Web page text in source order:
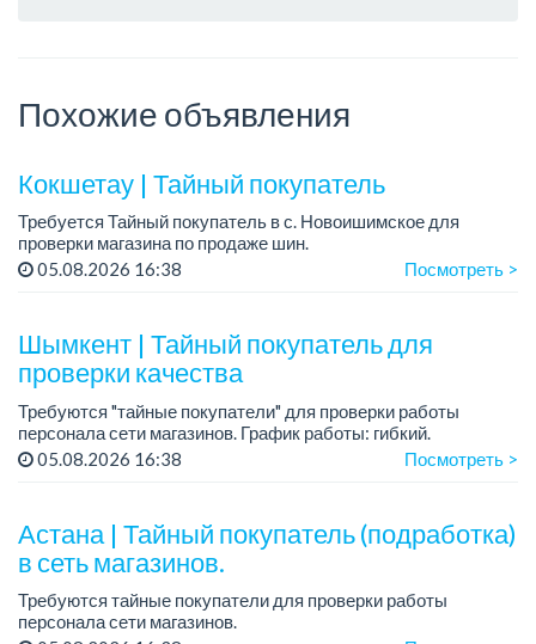
Похожие объявления
Кокшетау | Тайный покупатель
Требуется Тайный покупатель в с. Новоишимское для
проверки магазина по продаже шин.
Время проверки — 10–15 минут....
05.08.2026 16:38 Посмотреть >
Шымкент | Тайный покупатель для
проверки качества
Требуются "тайные покупатели" для проверки работы
персонала сети магазинов. График работы: гибкий.
Требования: Ответственность, Внимательность, Грамотная
05.08.2026 16:38 Посмотреть >
Астана | Тайный покупатель (подработка)
в сеть магазинов.
Требуются тайные покупатели для проверки работы
персонала сети магазинов.